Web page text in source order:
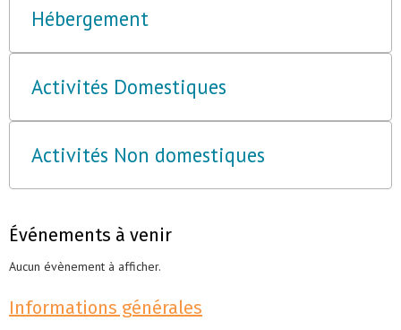
Hébergement
Activités Domestiques
Activités Non domestiques
Événements à venir
Aucun évènement à afficher.
Informations générales